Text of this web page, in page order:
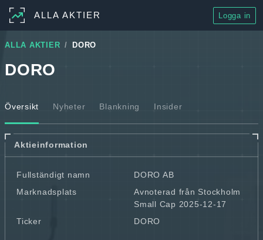
ALLA AKTIER Logga in
ALLA AKTIER DORO
DORO
Översikt Nyheter Blankning Insider
Aktieinformation
Fullständigt namn
DORO AB
Marknadsplats
Avnoterad från Stockholm
Small Cap 2025-12-17
Ticker
DORO